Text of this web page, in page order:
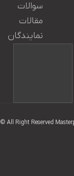
در کنار شما هستند.
سوالات
مقالات
نمایندگان
© All Right Reserved